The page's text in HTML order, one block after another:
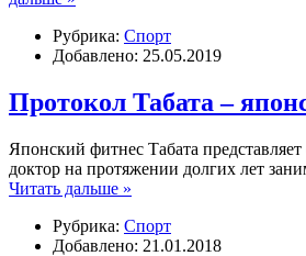
Рубрика: Спорт
Добавлено: 25.05.2019
Протокол Табата –
Японский фитнес Табата
доктор на протяжении долгих лет
Читать дальше »
Рубрика: Спорт
Добавлено: 21.01.2018